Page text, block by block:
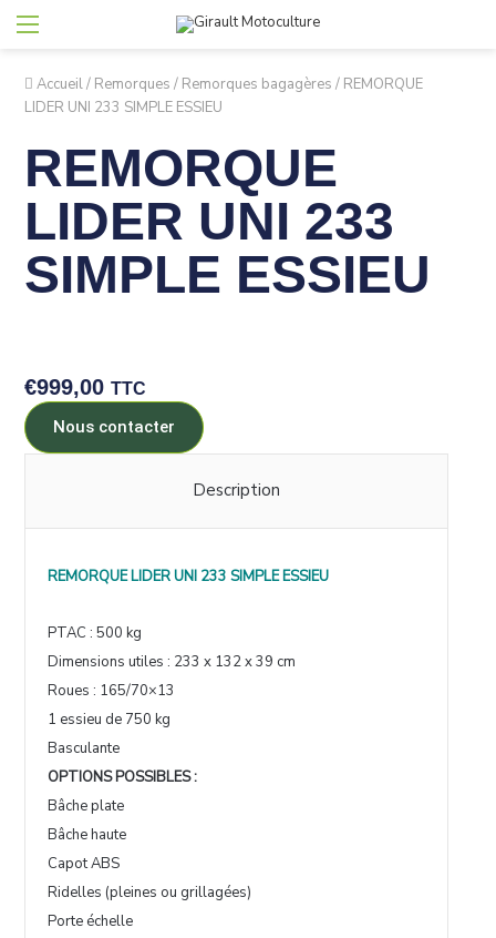
Accueil/ Remorques / Remorques bagagères / REMORQUE
LIDER UNI 233 SIMPLE ESSIEU
REMORQUE
LIDER UNI 233
SIMPLE ESSIEU
€999,00 TTC
Nous contacter
Description
REMORQUE LIDER UNI 233 SIMPLE ESSIEU
PTAC : 500 kg
Dimensions utiles : 233 x 132 x 39 cm
Roues : 165/70×13
1 essieu de 750 kg
Basculante
OPTIONS POSSIBLES :
Bâche plate
Bâche haute
Capot ABS
Ridelles (pleines ou grillagées)
Porte échelle